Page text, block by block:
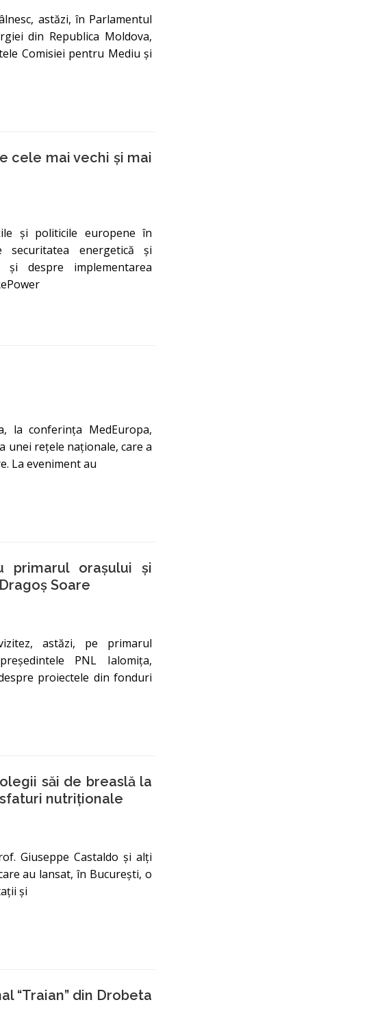
astăzi, în Parlamentul
din Republica Moldova,
Comisiei pentru Mediu și
cele mai vechi și mai
și politicile europene în
securitatea energetică și
și despre implementarea
la conferința MedEuropa,
unei rețele naționale, care a
La eveniment au
primarul orașului și
Soare
astăzi, pe primarul
PNL Ialomița,
proiectele din fonduri
săi de breaslă la
nutriționale
Giuseppe Castaldo și alți
au lansat, în București, o
și
“Traian” din Drobeta